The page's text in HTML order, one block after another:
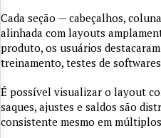
Cada seção — cabeçalhos,
alinhada com layouts
produto, os usuários
treinamento, testes de
É possível visualizar o layout
saques, ajustes e saldos são
consistente mesmo em